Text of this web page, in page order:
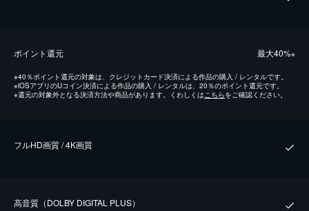
ポイント還元 最⼤40%※
※40％ポイント還元の対象は、クレジットカード決済による作品の購入 / レンタルです。
※iOSアプリのUコイン決済による作品の購入 / レンタルは、20％のポイント還元です。
※還元の対象外となる決済方法や商品があります。くわしくは こちらをご確認ください。
フルHD画質 / 4K画質
⾼⾳質（DOLBY DIGITAL PLUS）